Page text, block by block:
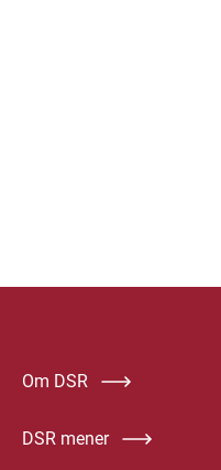
Om DSR
DSR mener